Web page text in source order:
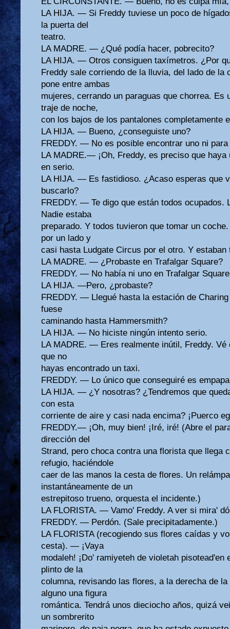
LA HIJA. — Si Freddy tuviese un poco de
la puerta del
teatro.
LA MADRE. — ¿Qué podía hacer, pobrecito?
LA HIJA. — Otros consiguen taxímetros. ¿Por
Freddy sale corriendo de la lluvia, del lado de la
pone entre ambas
mujeres, cerrando un paraguas que chorrea. Es
traje de noche,
con los bajos de los pantalones completamente
LA HIJA. — Bueno, ¿conseguiste uno?
FREDDY. — No es posible encontrar uno ni para
LA MADRE.— ¡Oh, Freddy, es preciso que haya
en serio.
LA HIJA. — Es fastidioso. ¿Acaso esperas que
buscarlo?
FREDDY. — Te digo que están todos ocupados.
Nadie estaba
preparado. Y todos tuvieron que tomar un
por un lado y
casi hasta Ludgate Circus por el otro. Y estaban
LA MADRE. — ¿Probaste en Trafalgar Square?
FREDDY. — No había ni uno en Trafalgar
LA HIJA. —Pero, ¿probaste?
FREDDY. — Llegué hasta la estación de
fuese
caminando hasta Hammersmith?
LA HIJA. — No hiciste ningún intento serio.
LA MADRE. — Eres realmente inútil, Freddy.
que no
hayas encontrado un taxi.
FREDDY. — Lo único que conseguiré es
LA HIJA. — ¿Y nosotras? ¿Tendremos que
con esta
corriente de aire y casi nada encima? ¡Puerco
FREDDY.— ¡Oh, muy bien! ¡Iré, iré! (Abre el
dirección del
Strand, pero choca contra una florista que llega
refugio, haciéndole
caer de las manos la cesta de flores. Un
instantáneamente de un
estrepitoso trueno, orquesta el incidente.)
LA FLORISTA. — Vamo' Freddy. A ver si mira'
FREDDY. — Perdón. (Sale precipitadamente.)
LA FLORISTA (recogiendo sus flores caídas y
cesta). — ¡Vaya
modaleh! ¡Do' ramiyeteh de violetah pisotead'en
plinto de la
columna, revisando las flores, a la derecha de
alguno una figura
romántica. Tendrá unos dieciocho años, quizá
un sombrerito